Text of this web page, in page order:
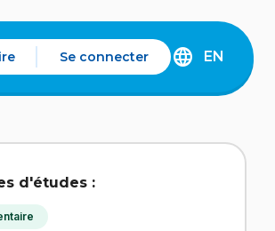
Se connecter
DISCOVER
EN
d'études :